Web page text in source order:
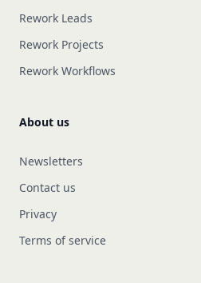
Rework Leads
Rework Projects
Rework Workflows
About us
Newsletters
Contact us
Privacy
Terms of service